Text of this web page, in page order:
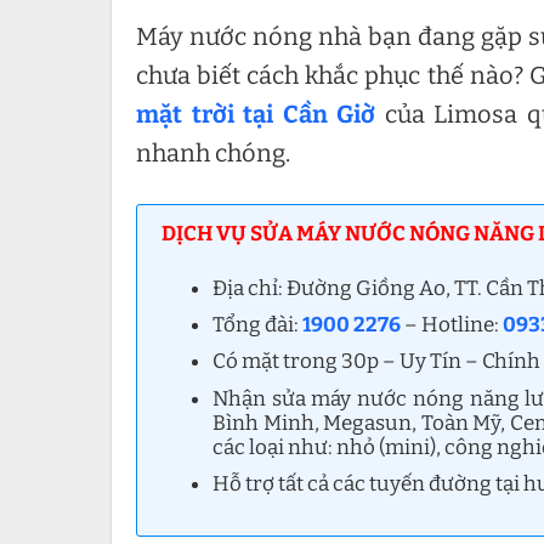
Máy nước nóng nhà bạn đang gặp
chưa biết cách khắc phục thế nào?
mặt trời tại Cần Giờ của Limosa
nhanh chóng.
DỊCH VỤ SỬA MÁY NƯỚC NÓNG NĂNG
Địa chỉ: Đường Giồng Ao, TT. Cần
Tổng đài:1900 2276– Hotline:
Có mặt trong 30p – Uy Tín –
Nhận sửa máy nước nóng năng
Bình Minh, Megasun, Toàn Mỹ,
các loại như: nhỏ (mini), công
Hỗ trợ tất cả các tuyến đường tại